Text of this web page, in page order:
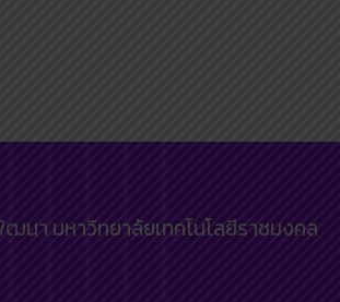
นา มหาวิทยาลัยเทคโนโลยีราชมงคล